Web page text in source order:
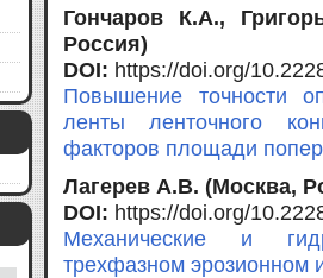
Гончаров К.А.,
Россия)
DOI: https://doi.org/
Повышение точности
ленты ленточного
факторов площади
Лагерев А.В. (Москва,
DOI: https://doi.org/
Механические и
трехфазном эрозионном